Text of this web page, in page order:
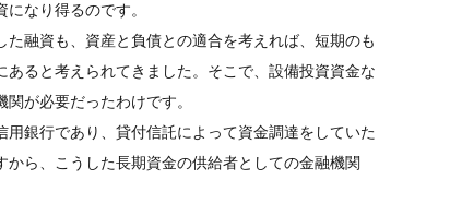
なり得るのです。
融資も、資産と負債との適合を考えれば、短期のも
ると考えられてきました。そこで、設備投資資金な
が必要だったわけです。
銀行であり、貸付信託によって資金調達をしていた
ら、こうした長期資金の供給者としての金融機関